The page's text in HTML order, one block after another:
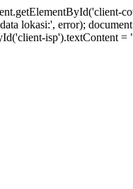
lokasi:', error);
isp').textContent